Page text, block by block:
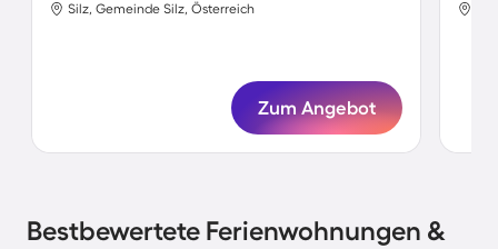
Silz, Gemeinde Silz, Österreich
Zum Angebot
Bestbewertete Ferienwohnungen &